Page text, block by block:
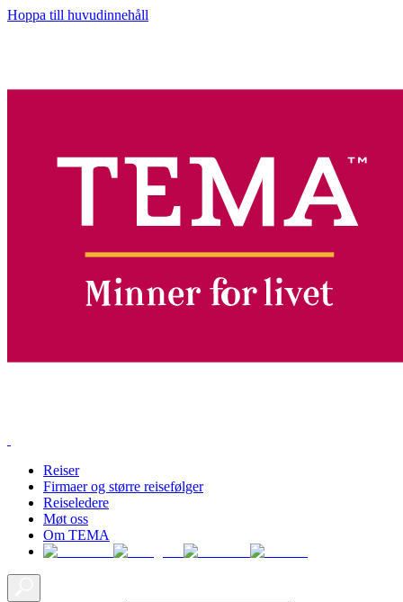
Hoppa till huvudinnehåll
Reiser
Firmaer og større reisefølger
Reiseledere
Møt oss
Om TEMA